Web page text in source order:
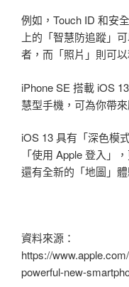
例如，Touch ID 和安
上的「智慧防追蹤」
者，而「照片」則可
iPhone SE 搭載 iOS
慧型手機，可為你帶
iOS 13 具有「深色模
「使用 Apple 登入」
還有全新的「地圖」
資料來源：
https://
powerful-new-